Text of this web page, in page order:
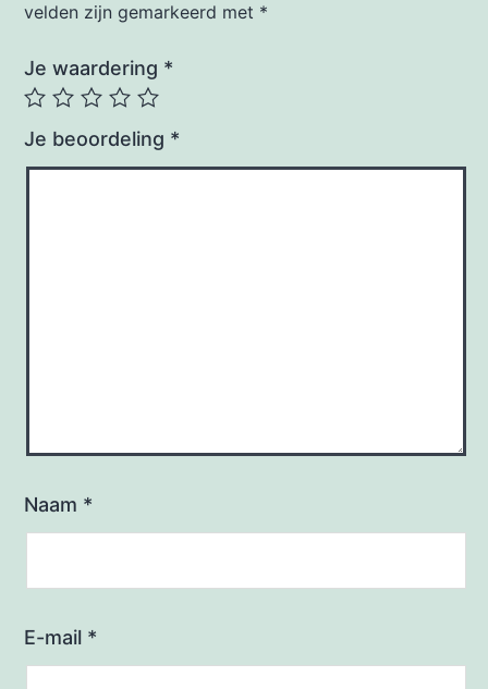
velden zijn gemarkeerd met *
Je waardering *
Je beoordeling *
Naam *
E-mail *